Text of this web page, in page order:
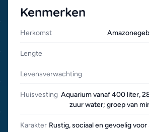
Kenmerken
Herkomst
Lengte
Levensverwachting
Huisvesting Aquarium vanaf 400 liter,
zuur water; groep van
Karakter Rustig, sociaal en gevoelig